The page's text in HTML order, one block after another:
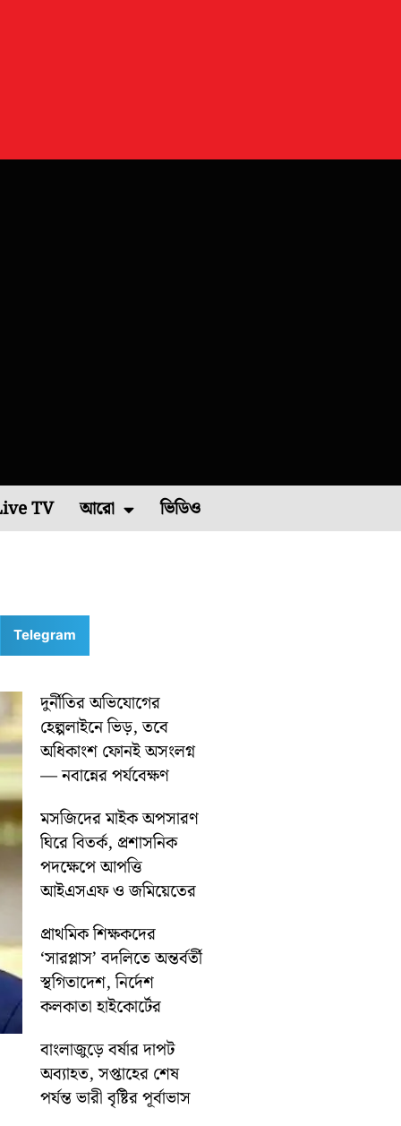
TV আরো ভিডিও
Telegram
দুর্নীতির অভিযোগের
হেল্পলাইনে ভিড়, তবে
অধিকাংশ ফোনই অসংলগ্ন
— নবান্নের পর্যবেক্ষণ
মসজিদের মাইক অপসারণ
ঘিরে বিতর্ক, প্রশাসনিক
পদক্ষেপে আপত্তি
আইএসএফ ও জমিয়েতের
প্রাথমিক শিক্ষকদের
‘সারপ্লাস’ বদলিতে অন্তর্বর্তী
স্থগিতাদেশ, নির্দেশ
কলকাতা হাইকোর্টের
বাংলাজুড়ে বর্ষার দাপট
অব্যাহত, সপ্তাহের শেষ
পর্যন্ত ভারী বৃষ্টির পূর্বাভাস